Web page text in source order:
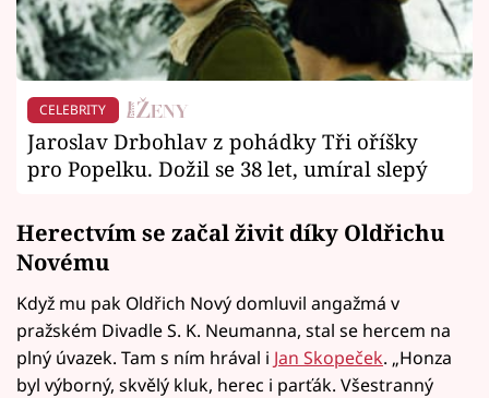
CELEBRITY
Jaroslav Drbohlav z pohádky Tři oříšky
pro Popelku. Dožil se 38 let, umíral slepý
Herectvím se začal živit díky Oldřichu
Novému
Když mu pak Oldřich Nový domluvil angažmá v
pražském Divadle S. K. Neumanna, stal se hercem na
plný úvazek. Tam s ním hrával i Jan Skopeček. „Honza
byl výborný, skvělý kluk, herec i parťák. Všestranný